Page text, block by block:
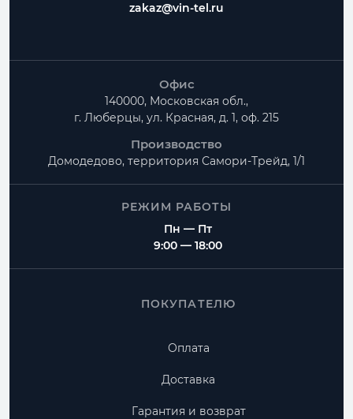
zakaz@vin-tel.ru
Офис
140000, Московская обл.,
г. Люберцы, ул. Красная, д. 1, оф. 215
Производство
Домодедово, территория Самори-Трейд, 1/1
РЕЖИМ РАБОТЫ
Пн — Пт
9:00 — 18:00
ПОКУПАТЕЛЮ
Оплата
Доставка
Гарантия и возврат